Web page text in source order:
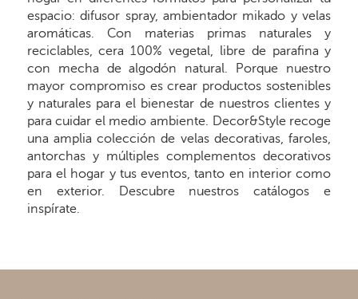
espacio: difusor spray, ambientador mikado y velas
aromáticas. Con materias primas naturales y
reciclables, cera 100% vegetal, libre de parafina y
con mecha de algodón natural. Porque nuestro
mayor compromiso es crear productos sostenibles
y naturales para el bienestar de nuestros clientes y
para cuidar el medio ambiente. Decor&Style recoge
una amplia colección de velas decorativas, faroles,
antorchas y múltiples complementos decorativos
para el hogar y tus eventos, tanto en interior como
en exterior. Descubre nuestros catálogos e
inspírate.